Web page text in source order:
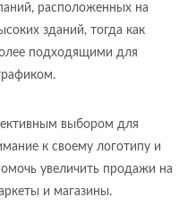
расположенных на
зданий, тогда как
подходящими для
выбором для
к своему логотипу и
увеличить продажи на
и магазины.